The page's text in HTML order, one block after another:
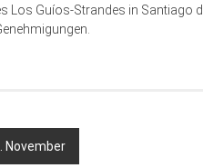
Los Guíos-Strandes in Santiago
November